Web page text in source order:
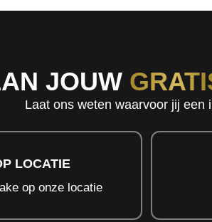
JOUW
Laat ons weten waarvoor jij een
LOCATIE
op onze locatie